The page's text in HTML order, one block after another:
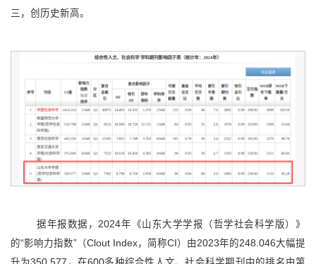
三，创历史新高。
据年报数据，2024年《山东大学学报（哲学社会科学版）》
的“影响力指数”（Clout Index，简称CI）由2023年的248.046大幅提